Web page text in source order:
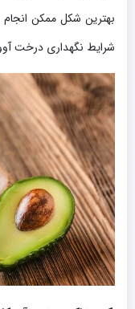
بهترین شکل ممکن
شرایط نگهداری درخت